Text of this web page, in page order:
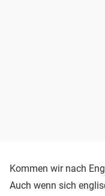
Kommen wir nach
Auch wenn sich